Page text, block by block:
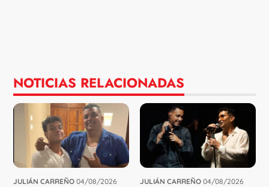
NOTICIAS RELACIONADAS
JULIÁN CARREÑO 04/08/2026 JULIÁN CARREÑO 04/08/2026